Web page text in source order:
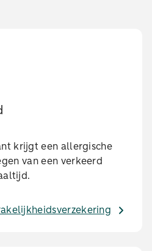
krijgt een allergische
van een verkeerd